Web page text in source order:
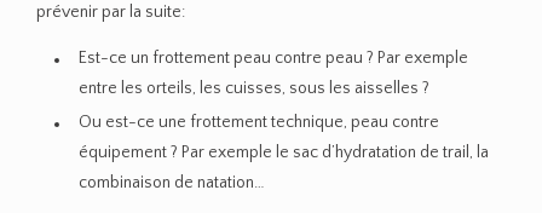
prévenir par la suite:
Est-ce un frottement peau contre peau ? Par exemple
entre les orteils, les cuisses, sous les aisselles ?
Ou est-ce une frottement technique, peau contre
équipement ? Par exemple le sac d’hydratation de trail, la
combinaison de natation…